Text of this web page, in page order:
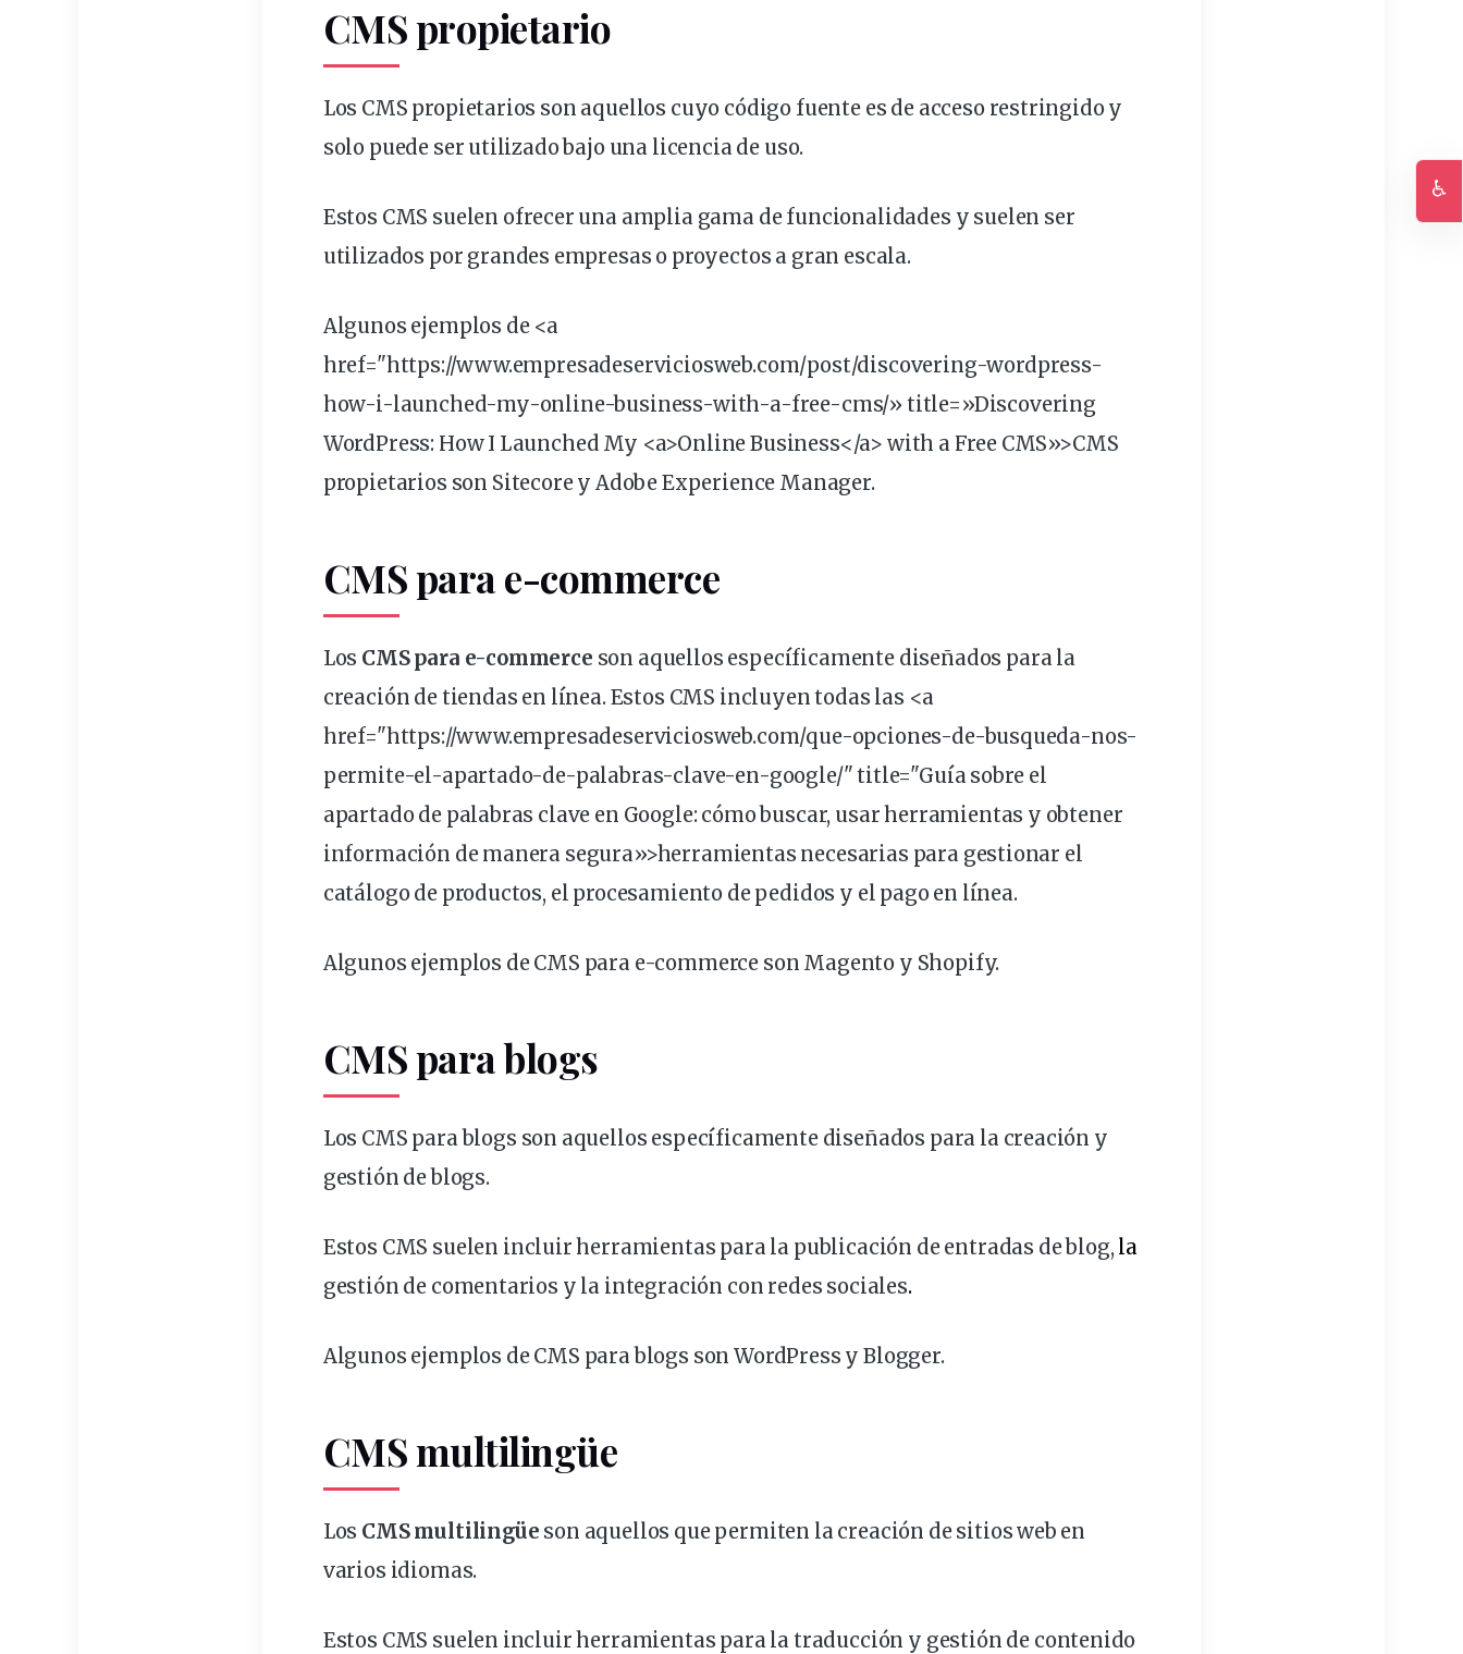
CMS propietario
Los CMS propietarios son aquellos cuyo código fuente es de acceso restringido y
solo puede ser utilizado bajo una licencia de uso.
Estos CMS suelen ofrecer una amplia gama defuncionalidades y suelen ser
utilizados por grandes empresas o proyectos a gran escala.
Algunos ejemplos de <a
href="https://www.empresadeserviciosweb.com/post/discovering-wordpress-
how-i-launched-my-online-business-with-a-free-cms/» title=»Discovering
WordPress: How I Launched My <a>Online Business</a> with a Free CMS»>CMS
propietarios son Sitecore y Adobe Experience Manager.
CMS para e-commerce
Los CMS para e-commerce son aquellos específicamentediseñados para la
creación de tiendas en línea. Estos CMS incluyen todas las <a
href="https://www.empresadeserviciosweb.com/que-opciones-de-busqueda-nos-
permite-el-apartado-de-palabras-clave-en-google/" title="Guía sobre el
apartado de palabras clave en Google: cómo buscar, usarherramientas y obtener
información de manera segura»>herramientas necesarias para gestionar el
catálogo de productos, el procesamiento de pedidos y el pago en línea.
Algunos ejemplos de CMS para e-commerce son Magento y Shopify.
CMS parablogs
Los CMS para blogs son aquellos específicamente diseñados para la creación y
gestión de blogs.
Estos CMS suelen incluirherramientas para la publicación de entradas de blog, la
gestión de comentarios y la integración con redes sociales.
Algunos ejemplos de CMS para blogs son WordPress y Blogger.
CMS multilingüe
Los CMS multilingüe son aquellos que permiten lacreación de sitios web en
varios idiomas.
Estos CMS suelen incluirherramientas para latraducción y gestión de contenido
♿